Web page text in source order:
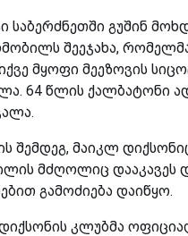
საბერძნეთში გუშინ
შეეჯახა,
მყოფი მეეზოვის
64 წლის ქალბატონი
შემდეგ, მაიკლ
მძღოლიც დააკავეს
გამოძიება დაიწყო.
კლუბმა